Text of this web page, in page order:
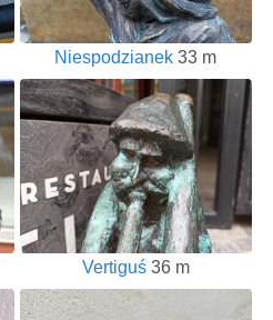
Niespodzianek 33 m
Vertiguś36 m